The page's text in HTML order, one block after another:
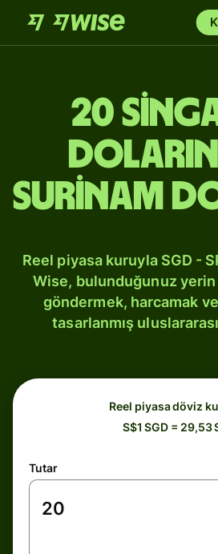
20
Surinam
Reel piyasa kuruyla SGD -
Wise, bulunduğunuz
göndermek, harcamak
tasarlanmış
Reel piyasa döviz
S$1 SGD = 29,53
Tutar